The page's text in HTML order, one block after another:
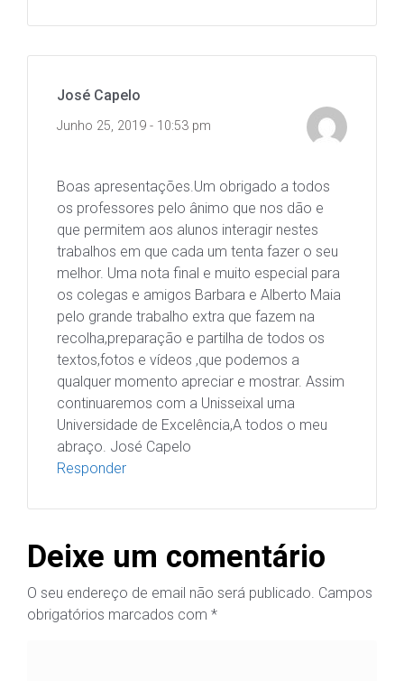
José Capelo
Junho 25, 2019 - 10:53 pm
Boas apresentações.Um obrigado a todos
os professores pelo ânimo que nos dão e
que permitem aos alunos interagir nestes
trabalhos em que cada um tenta fazer o seu
melhor. Uma nota final e muito especial para
os colegas e amigos Barbara e Alberto Maia
pelo grande trabalho extra que fazem na
recolha,preparação e partilha de todos os
textos,fotos e vídeos ,que podemos a
qualquer momento apreciar e mostrar. Assim
continuaremos com a Unisseixal uma
Universidade de Excelência,A todos o meu
abraço. José Capelo
Responder
Deixe um comentário
O seu endereço de email não será publicado. Campos
obrigatórios marcados com *